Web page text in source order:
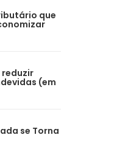
que
reduzir
(em
se Torna